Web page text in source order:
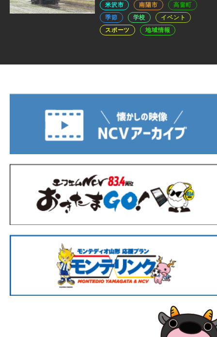
米沢市 南陽市
高畠町
季節
学校
イベント
スポーツ
地域情報